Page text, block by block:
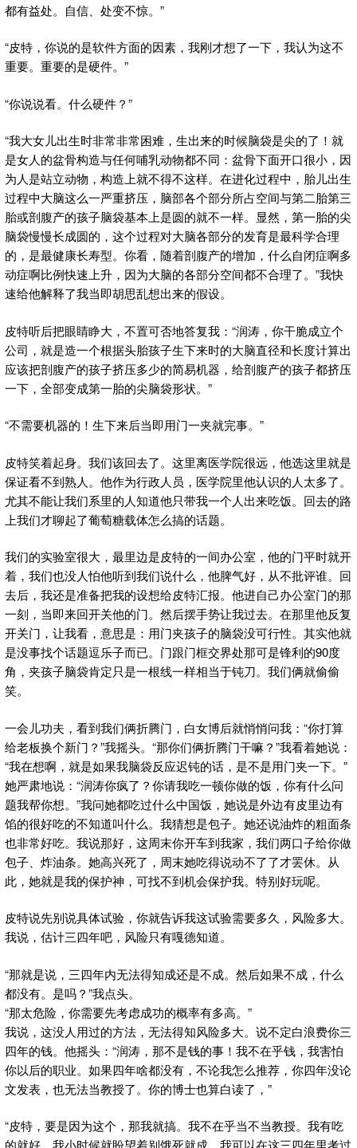
都有益处。自信、处变不惊。”
“皮特，你说的是软件方面的因素，我刚才想了一下，我认为这不
重要。重要的是硬件。”
“你说说看。什么硬件？”
“我大女儿出生时非常非常困难，生出来的时候脑袋是尖的了！就
是女人的盆骨构造与任何哺乳动物都不同：盆骨下面开口很小，因
为人是站立动物，构造上就不得不这样。在进化过程中，胎儿出生
过程中大脑这么一严重挤压，脑部各个部分所占空间与第二胎第三
胎或剖腹产的孩子脑袋基本上是圆的就不一样。显然，第一胎的尖
脑袋慢慢长成圆的，这个过程对大脑各部分的发育是最科学合理
的，是最健康长寿型。你看，随着剖腹产的增加，什么自闭症啊多
动症啊比例快速上升，因为大脑的各部分空间都不合理了。”我快
速给他解释了我当即胡思乱想出来的假设。
皮特听后把眼睛睁大，不置可否地答复我：“润涛，你干脆成立个
公司，就是造一个根据头胎孩子生下来时的大脑直径和长度计算出
应该把剖腹产的孩子挤压多少的简易机器，给剖腹产的孩子都挤压
一下，全部变成第一胎的尖脑袋形状。”
“不需要机器的！生下来后当即用门一夹就完事。”
皮特笑着起身。我们该回去了。这里离医学院很远，他选这里就是
保证看不到熟人。他作为行政人员，医学院里他认识的人太多了。
尤其不能让我们系里的人知道他只带我一个人出来吃饭。回去的路
上我们才聊起了葡萄糖载体怎么搞的话题。
我们的实验室很大，最里边是皮特的一间办公室，他的门平时就开
着，我们也没人怕他听到我们说什么，他脾气好，从不批评谁。回
去后，我还是准备把我的设想给皮特汇报。他进自己办公室门的那
一刻，当即来回开关他的门。然后摆手势让我过去。在那里他反复
开关门，让我看，意思是：用门夹孩子的脑袋没可行性。其实他就
是没事找个话题逗乐子而已。门跟门框交界处那可是锋利的90度
角，夹孩子脑袋肯定只是一根线一样相当于钝刀。我们俩就偷偷
笑。
一会儿功夫，看到我们俩折腾门，白女博后就悄悄问我：“你打算
给老板换个新门？”我摇头。“那你们俩折腾门干嘛？”我看着她说：
“我在想啊，就是如果我脑袋反应迟钝的话，是不是用门夹一下。”
她严肃地说：“润涛你疯了？你请我吃一顿你做的饭，你有什么问
题我帮你想。”我问她都吃过什么中国饭，她说是外边有皮里边有
馅的很好吃的不知道叫什么。我猜想是包子。她还说油炸的粗面条
也非常好吃。我说那好，这周末你开车到我家，我们两口子给你做
包子、炸油条。她高兴死了，周末她吃得说动不了了才罢休。从
此，她就是我的保护神，可找不到机会保护我。特别好玩呢。
皮特说先别说具体试验，你就告诉我这试验需要多久，风险多大。
我说，估计三四年吧，风险只有嘎德知道。
“那就是说，三四年内无法得知成还是不成。然后如果不成，什么
都没有。是吗？”我点头。
“那太危险，你需要先考虑成功的概率有多高。”
我说，这没人用过的方法，无法得知风险多大。说不定白浪费你三
四年的钱。他摇头：“润涛，那不是钱的事！我不在乎钱，我害怕
你以后的职业。如果四年啥都没有，不论我怎么推荐，你四年没论
文发表，也无法当教授了。你的博士也算白读了，”
“皮特，要是因为这个，那我就搞。我不在乎当不当教授。我有吃
的就好。我小时候就盼望着别饿死就成。我可以在这三四年里考过